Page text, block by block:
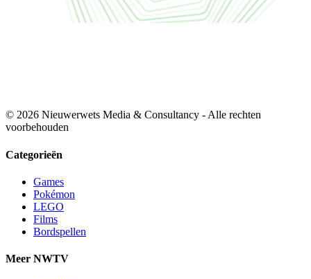
© 2026 Nieuwerwets Media & Consultancy - Alle rechten
voorbehouden
Categorieën
Games
Pokémon
LEGO
Films
Bordspellen
Meer NWTV